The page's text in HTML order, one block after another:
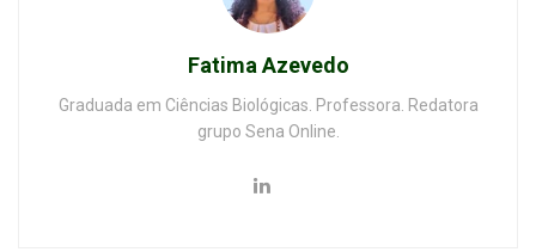
Fatima Azevedo
Graduada em Ciências Biológicas. Professora. Redatora
grupo Sena Online.